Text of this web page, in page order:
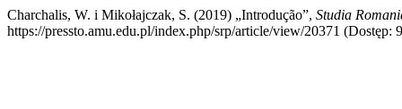
Charchalis, W. i Mikołajczak, S. (2019) „Introdução”, Studia
https://pressto.amu.edu.pl/index.php/srp/article/view/20371 (Dostęp: